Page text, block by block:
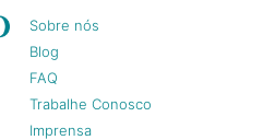
Sobre nós
Blog
FAQ
Trabalhe Conosco
Imprensa